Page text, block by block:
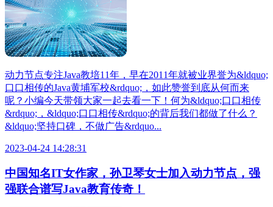
动力节点专注Java教培11年，早在2011年就被业界誉为&ldquo;
口口相传的Java黄埔军校&rdquo;，如此赞誉到底从何而来
呢？小编今天带领大家一起去看一下！何为&ldquo;口口相传
&rdquo;，&ldquo;口口相传&rdquo;的背后我们都做了什么？
&ldquo;坚持口碑，不做广告&rdquo...
2023-04-24 14:28:31
中国知名IT女作家，孙卫琴女士加入动力节点，强
强联合谱写Java教育传奇！